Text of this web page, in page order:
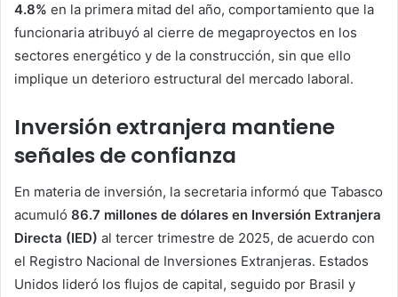
4.8% en la primera mitad del año, comportamiento que la
funcionaria atribuyó al cierre de megaproyectos en los
sectores energético y de la construcción, sin que ello
implique un deterioro estructural del mercado laboral.
Inversión extranjera mantiene
señales de confianza
En materia de inversión, la secretaria informó que Tabasco
acumuló 86.7 millones de dólares en Inversión Extranjera
Directa (IED) al tercer trimestre de 2025, de acuerdo con
el Registro Nacional de Inversiones Extranjeras. Estados
Unidos lideró los flujos de capital, seguido por Brasil y